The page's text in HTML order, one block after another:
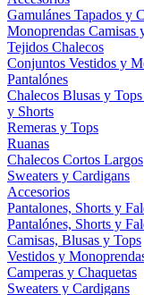
Gamulánes Tapados y
Monoprendas Camisas
Tejidos Chalecos
Conjuntos Vestidos y
Pantalónes
Chalecos Blusas y Tops
y Shorts
Remeras y Tops
Ruanas
Chalecos Cortos Largos
Sweaters y Cardigans
Accesorios
Pantalones, Shorts y
Pantalónes, Shorts y
Camisas, Blusas y Tops
Vestidos y
Camperas y Chaquetas
Sweaters y Cardigans